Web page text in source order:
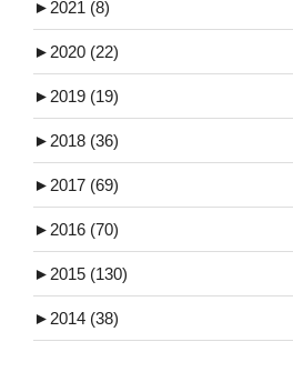
► 2021 (8)
► 2020 (22)
► 2019 (19)
► 2018 (36)
► 2017 (69)
► 2016 (70)
► 2015 (130)
► 2014 (38)